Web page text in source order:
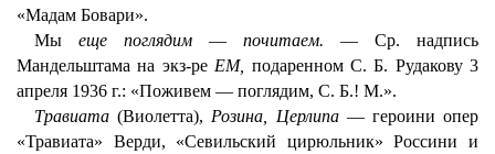
«Мадам Бовари».
Мы еще поглядим — почитаем. — Ср. надпись
Мандельштама на экз-ре ЕМ, подаренном С. Б. Рудакову 3
апреля 1936 г.: «Поживем — поглядим, С. Б.! М.».
Травиата(Виолетта), Розина, Церлипа— героини опер
«Травиата» Верди, «Севильский цирюльник» Россини и